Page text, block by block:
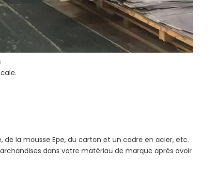
la mousse Epe, du carton et un cadre en acier, etc.
dans votre matériau de marque après avoir